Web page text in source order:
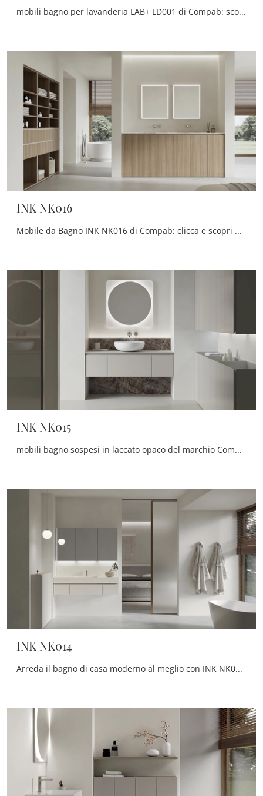
mobili bagno per lavanderia LAB+ LD001 di Compab: scopri l'Arredo Bagno in melaminico moderno e arreda il bagno di casa.
INK NK016
Mobile da Bagno INK NK016 di Compab: clicca e scopri di più su mobili bagno a terra in melaminico e accessori della firma.
INK NK015
mobili bagno sospesi in laccato opaco del marchio Compab: clicca e scopri l'arredo bagno moderno INK NK015 per la stanza del benessere.
INK NK014
Arreda il bagno di casa moderno al meglio con INK NK014, mobili bagno sospesi e oggetti in melaminico di Compab.